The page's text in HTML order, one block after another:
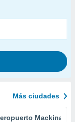
Más ciudades
/ Battle Creek
Mackinac